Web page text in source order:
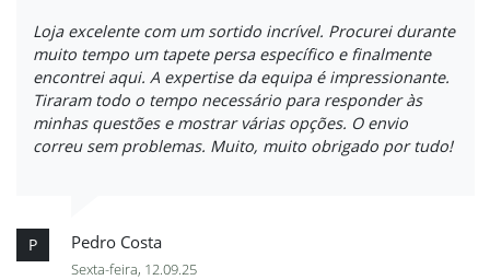
Loja excelente com um sortido incrível. Procurei durante
muito tempo um tapete persa específico e finalmente
encontrei aqui. A expertise da equipa é impressionante.
Tiraram todo o tempo necessário para responder às
minhas questões e mostrar várias opções. O envio
correu sem problemas. Muito, muito obrigado por tudo!
P Pedro Costa
Sexta-feira, 12.09.25